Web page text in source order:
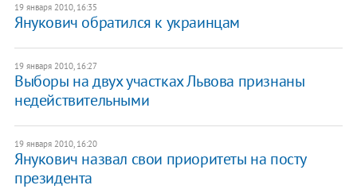
19 января 2010, 16:35
Янукович обратился к украинцам
19 января 2010, 16:27
Выборы на двух участках Львова признаны
недействительными
19 января 2010, 16:20
Янукович назвал свои приоритеты на посту
президента